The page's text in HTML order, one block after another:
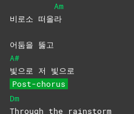
비로소 떠올
Am
라
어둠을 뚫고
A#
빛으로 저 빛으로
Post-chorus
Dm
Through the rainstorm